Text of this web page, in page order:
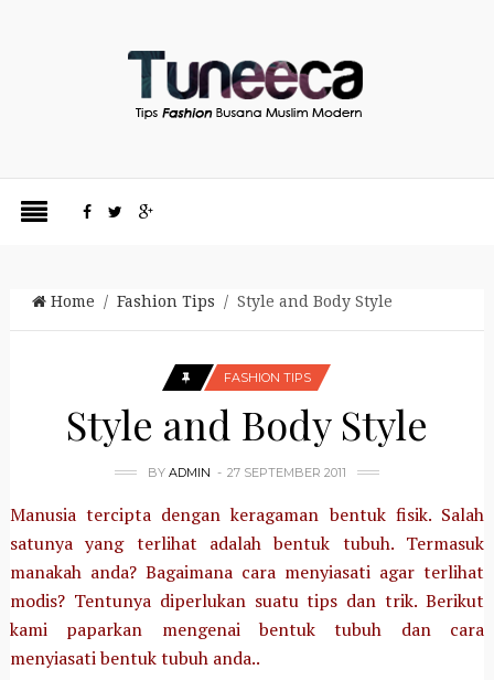
Home / Fashion Tips / Style and Body Style
FASHION TIPS
Style and Body Style
BY ADMIN 27 SEPTEMBER 2011
Manusia tercipta dengan keragaman bentuk fisik. Salah
satunya yang terlihat adalah bentuk tubuh. Termasuk
manakah anda? Bagaimana cara menyiasati agar terlihat
modis? Tentunya diperlukan suatu tips dan trik. Berikut
kami paparkan mengenai bentuk tubuh dan cara
menyiasati bentuk tubuh anda..